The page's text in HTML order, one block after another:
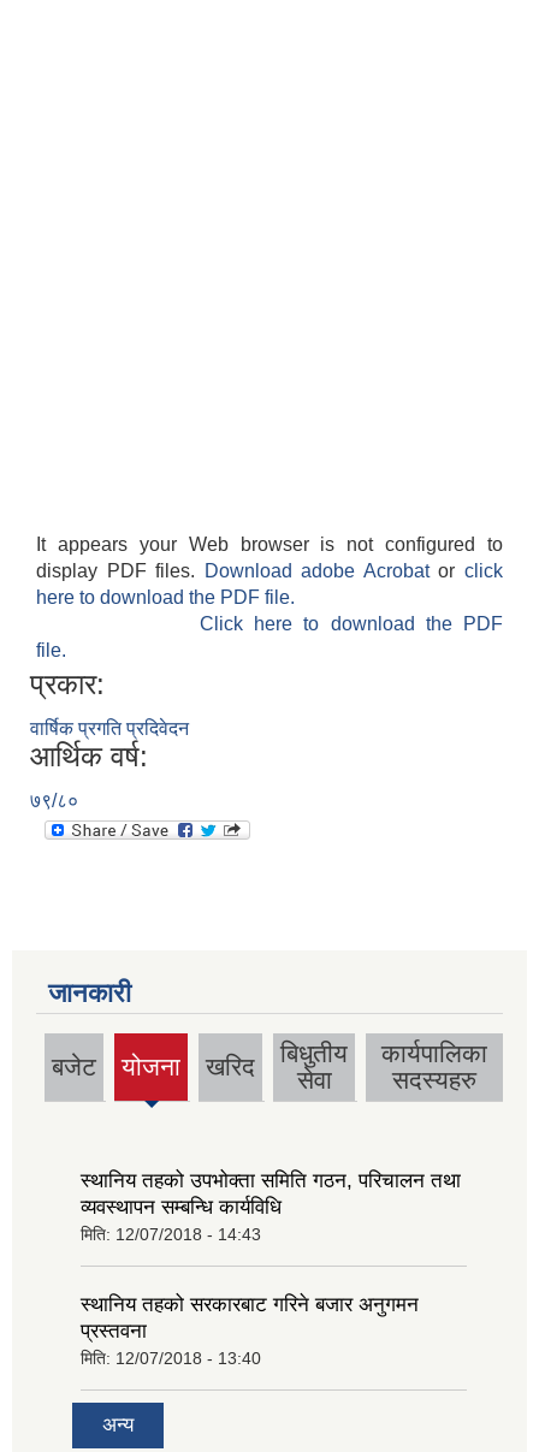
It appears your Web browser is not configured to
display PDF files.
Download adobe Acrobatorclick
here to download the PDF file.
Click here to download the PDF
file.
प्रकार:
वार्षिक प्रगति प्रदिवेदन
आर्थिक वर्ष:
७९/८०
जानकारी
बजेट योजना
(active
tab)
खरिद
बिधुतीय
सेवा
कार्यपालिका
सदस्यहरु
स्थानिय तहको उपभोक्ता समिति गठन, परिचालन तथा
व्यवस्थापन सम्बन्धि कार्यविधि
मिति: 12/07/2018 - 14:43
स्थानिय तहको सरकारबाट गरिने बजार अनुगमन
प्रस्तवना
मिति: 12/07/2018 - 13:40
अन्य